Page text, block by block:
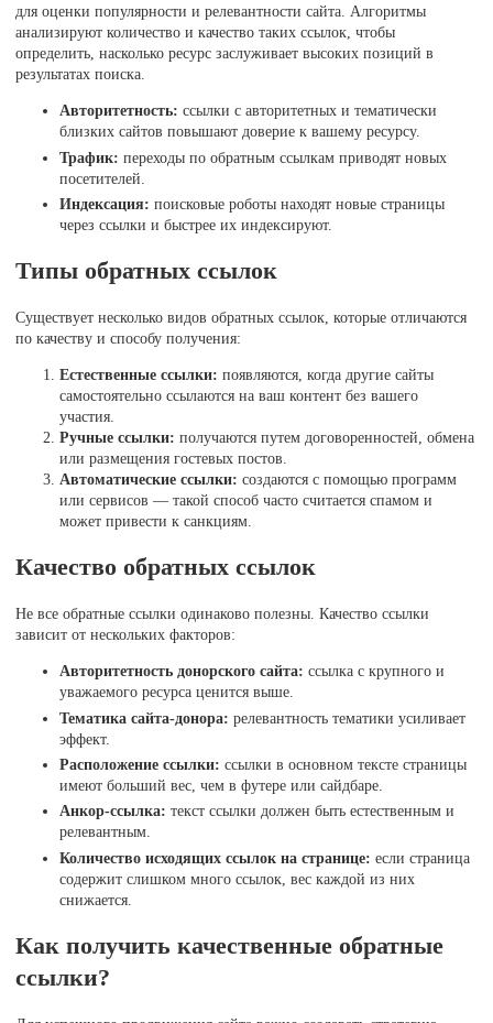
для оценки популярности и релевантности сайта. Алгоритмы
анализируют количество и качество таких ссылок, чтобы
определить, насколько ресурс заслуживает высоких позиций в
результатах поиска.
Авторитетность: ссылки с авторитетных и тематически
близких сайтов повышают доверие к вашему ресурсу.
Трафик: переходы по обратным ссылкам приводят новых
посетителей.
Индексация: поисковые роботы находят новые страницы
через ссылки и быстрее их индексируют.
Типы обратных ссылок
Существует несколько видов обратных ссылок, которые отличаются
по качеству и способу получения:
Естественные ссылки: появляются, когда другие сайты
самостоятельно ссылаются на ваш контент без вашего
участия.
Ручные ссылки: получаются путем договоренностей, обмена
или размещения гостевых постов.
Автоматические ссылки: создаются с помощью программ
или сервисов — такой способ часто считается спамом и
может привести к санкциям.
Качество обратных ссылок
Не все обратные ссылки одинаково полезны. Качество ссылки
зависит от нескольких факторов:
Авторитетность донорского сайта: ссылка с крупного и
уважаемого ресурса ценится выше.
Тематика сайта-донорa: релевантность тематики усиливает
эффект.
Расположение ссылки: ссылки в основном тексте страницы
имеют больший вес, чем в футере или сайдбаре.
Анкор-ссылка: текст ссылки должен быть естественным и
релевантным.
Количество исходящих ссылок на странице: если страница
содержит слишком много ссылок, вес каждой из них
снижается.
Как получить качественные обратные
ссылки?